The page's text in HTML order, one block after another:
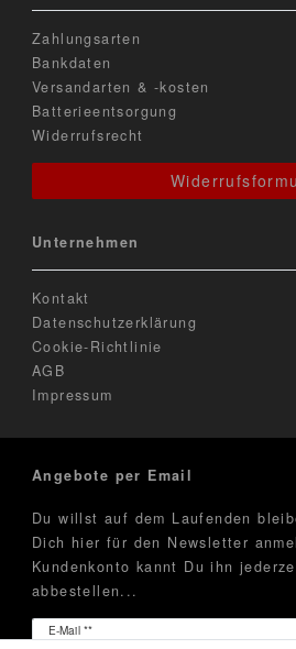
Zahlungsarten
Bankdaten
Versandarten & -kosten
Batterieentsorgung
Widerrufsrecht
Unternehmen
Kontakt
Datenschutzerklärung
Cookie-Richtlinie
AGB
Impressum
Angebote per Email
Du willst auf dem Laufenden
Dich hier für den Newsletter
Kundenkonto kannt Du ihn
abbestellen...
E-Mail **
Newsletter